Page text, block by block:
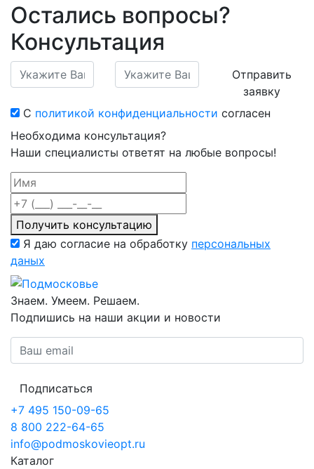
Остались вопросы?
Консультация
Отправить
заявку
С политикой конфиденциальности согласен
Необходима консультация?
Наши специалисты ответят на любые вопросы!
Получить консультацию
Я даю согласие на обработку персональных
даных
Знаем. Умеем. Решаем.
Подпишись на наши акции и новости
Подписаться
+7 495 150-09-65
8 800 222-64-65
info@podmoskovieopt.ru
Каталог